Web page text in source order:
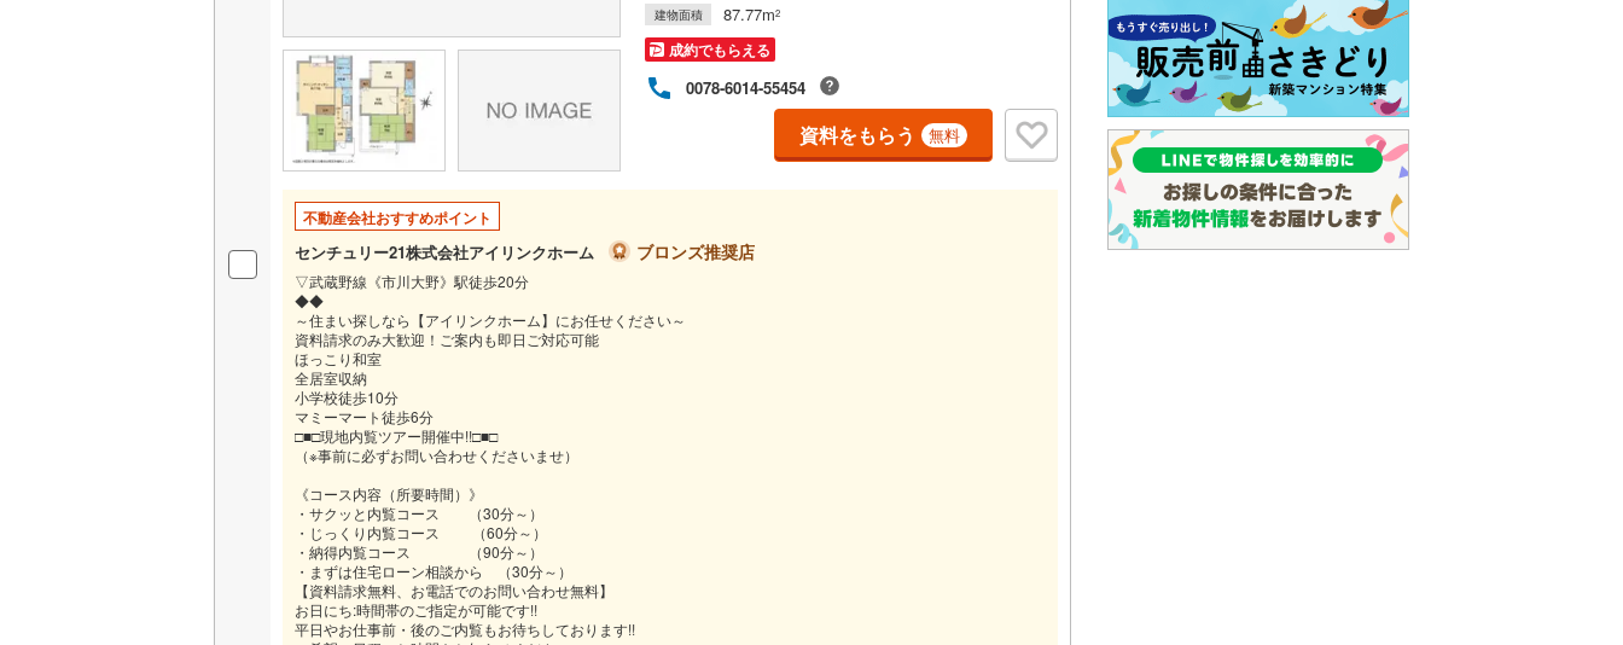
建物面積 87.77m2
成約でもらえる
0078-6014-55454
資料をもらう 無料
不動産会社おすすめポイント
センチュリー21株式会社アイリンクホーム ブロンズ推奨店
▽武蔵野線《市川大野》駅徒歩20分
◆◆
～住まい探しなら【アイリンクホーム】にお任せください～
資料請求のみ大歓迎！ご案内も即日ご対応可能
ほっこり和室
全居室収納
小学校徒歩10分
マミーマート徒歩6分
□■□現地内覧ツアー開催中!!□■□
（※事前に必ずお問い合わせくださいませ）
《コース内容（所要時間）》
・サクッと内覧コース （30分～）
・じっくり内覧コース （60分～）
・納得内覧コース （90分～）
・まずは住宅ローン相談から （30分～）
【資料請求無料、お電話でのお問い合わせ無料】
お日にち:時間帯のご指定が可能です!!
平日やお仕事前・後のご内覧もお待ちしております!!